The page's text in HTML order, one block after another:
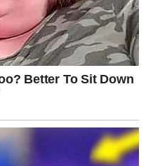
ostavite desert da se
da se stegne i okusi
ohladi, desert
Uživajte u divnim i
rastvaraju na vašem